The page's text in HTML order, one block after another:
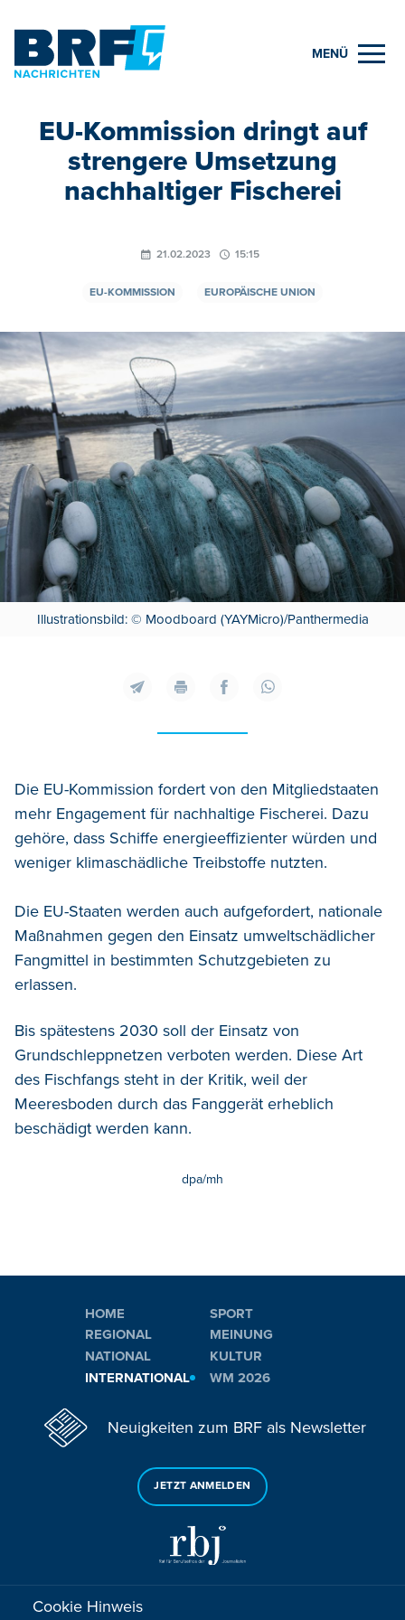
MENÜ
EU-Kommission dringt auf
strengere Umsetzung
nachhaltiger Fischerei
21.02.2023 15:15
EU-KOMMISSION EUROPÄISCHE UNION
Illustrationsbild: © Moodboard (YAYMicro)/Panthermedia
Die EU-Kommission fordert von den Mitgliedstaaten
mehr Engagement für nachhaltige Fischerei. Dazu
gehöre, dass Schiffe energieeffizienter würden und
weniger klimaschädliche Treibstoffe nutzten.
Die EU-Staaten werden auch aufgefordert, nationale
Maßnahmen gegen den Einsatz umweltschädlicher
Fangmittel in bestimmten Schutzgebieten zu
erlassen.
Bis spätestens 2030 soll der Einsatz von
Grundschleppnetzen verboten werden. Diese Art
des Fischfangs steht in der Kritik, weil der
Meeresboden durch das Fanggerät erheblich
beschädigt werden kann.
dpa/mh
HOME
REGIONAL
NATIONAL
INTERNATIONAL
SPORT
MEINUNG
KULTUR
WM 2026
Neuigkeiten zum BRF als Newsletter
JETZT ANMELDEN
Sie haben noch Fragen oder Anmerkungen?
Cookie Hinweis